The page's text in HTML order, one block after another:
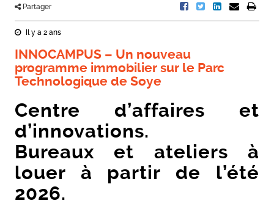
Partager
Il y a 2 ans
INNOCAMPUS – Un nouveau
programme immobilier sur le Parc
Technologique de Soye
Centre d’affaires et
d’innovations.
Bureaux et ateliers à
louer à partir de l’été
2026.